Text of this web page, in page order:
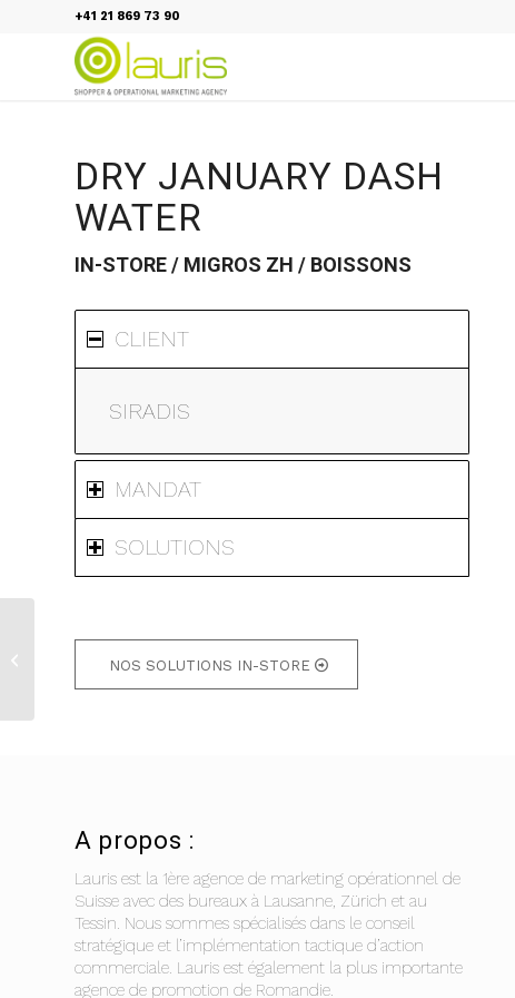
+41 21 869 73 90
DRY JANUARY DASH
WATER
IN-STORE / MIGROS ZH / BOISSONS
CLIENT
SIRADIS
MANDAT
SOLUTIONS
NOS SOLUTIONS IN-STORE
A propos :
Lauris est la 1ère agence de marketing opérationnel de
Suisse avec des bureaux à Lausanne, Zürich et au
Tessin. Nous sommes spécialisés dans le conseil
stratégique et l’implémentation tactique d’action
commerciale. Lauris est également la plus importante
agence de promotion de Romandie.
Animation de Noël